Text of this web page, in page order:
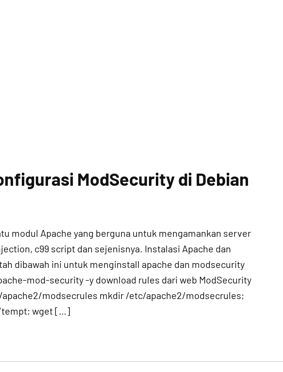
ModSecurity di Debian
modul Apache yang berguna untuk mengamankan server
c99 script dan sejenisnya. Instalasi Apache dan
dibawah ini untuk menginstall apache dan modsecurity
mod-security -y download rules dari web ModSecurity
modsecrules mkdir /etc/apache2/modsecrules;
wget […]